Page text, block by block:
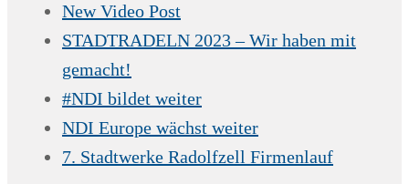
New Video Post
STADTRADELN 2023 – Wir haben mit
gemacht!
#NDI bildet weiter
NDI Europe wächst weiter
7. Stadtwerke Radolfzell Firmenlauf